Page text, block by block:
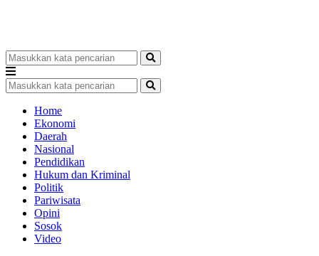
Home
Ekonomi
Daerah
Nasional
Pendidikan
Hukum dan Kriminal
Politik
Pariwisata
Opini
Sosok
Video